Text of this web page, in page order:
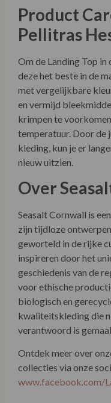
en vermijd
krimpen te
kleding, kun je er
nieuw uitzien.
Over
Seasalt Cornwall is
zijn tijdloze ontwerpen
geworteld in de rijke
geschiedenis van de
biologisch en
kwaliteitskleding die
verantwoord is
Ontdek meer over
collecties via onze
www.facebook.com/
Combineer